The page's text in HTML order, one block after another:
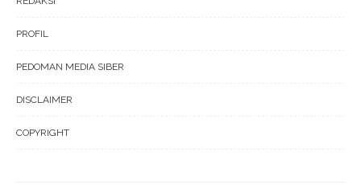
PROFIL
PEDOMAN MEDIA SIBER
DISCLAIMER
COPYRIGHT